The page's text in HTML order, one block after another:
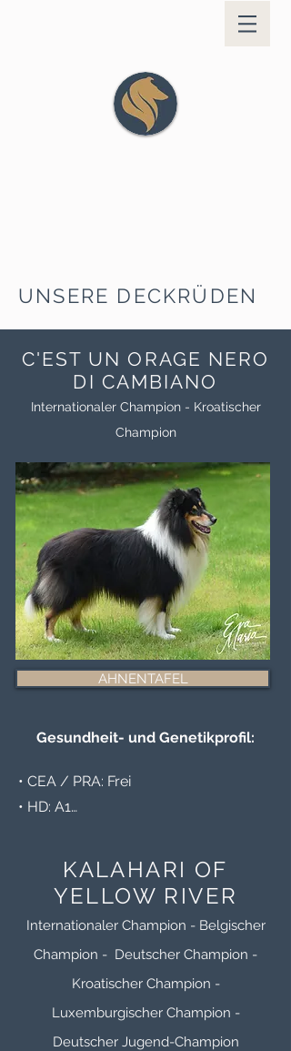
UNSERE DECKRÜDEN
C'EST UN ORAGE NERO
DI CAMBIANO
Internationaler Champion - Kroatischer
Champion
AHNENTAFEL
Gesundheit- und Genetikprofil:
• CEA / PRA: Frei
• HD: A1
• IPD: +/+
• DM: +/-
• CEA/CEA DMS: A/A
• b/b, C/c, rcd2-PRA: +/+
• Geboren am: 17.10.2018
KALAHARI OF
YELLOW RIVER
Internationaler Champion - Belgischer
Champion - Deutscher Champion -
Kroatischer Champion -
Luxemburgischer Champion -
Deutscher Jugend-Champion